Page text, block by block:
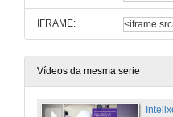
IFRAME:
Vídeos da mesma serie